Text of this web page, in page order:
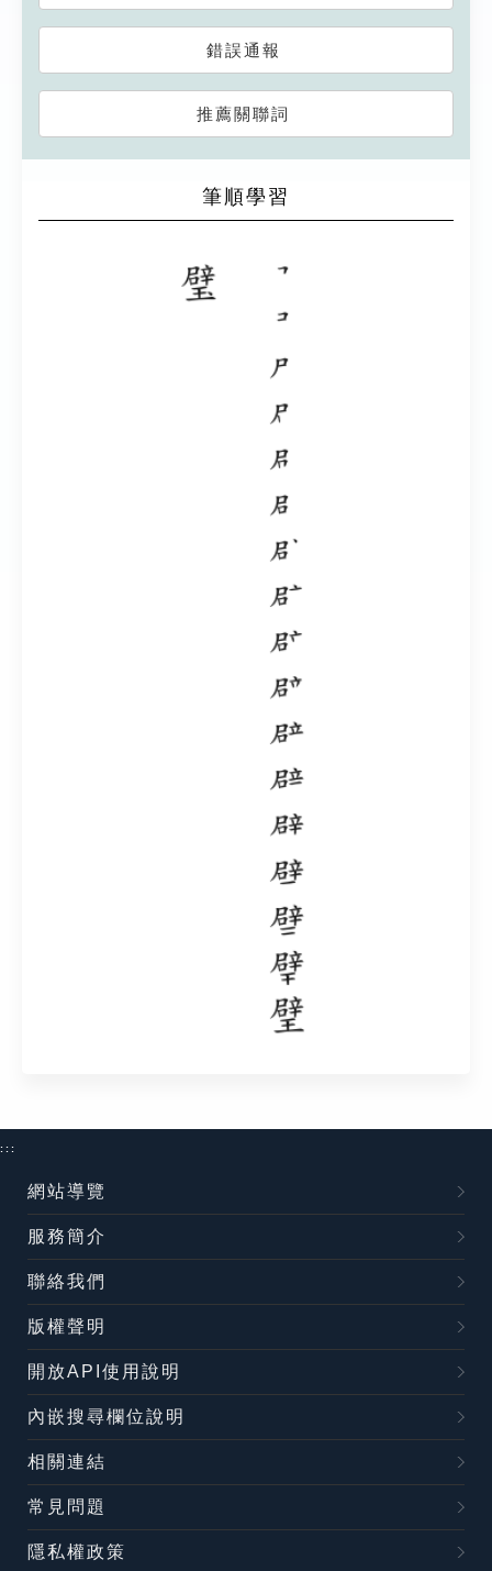
錯誤通報
推薦關聯詞
筆順學習
:::
網站導覽
服務簡介
聯絡我們
版權聲明
開放API使用說明
內嵌搜尋欄位說明
相關連結
常見問題
隱私權政策